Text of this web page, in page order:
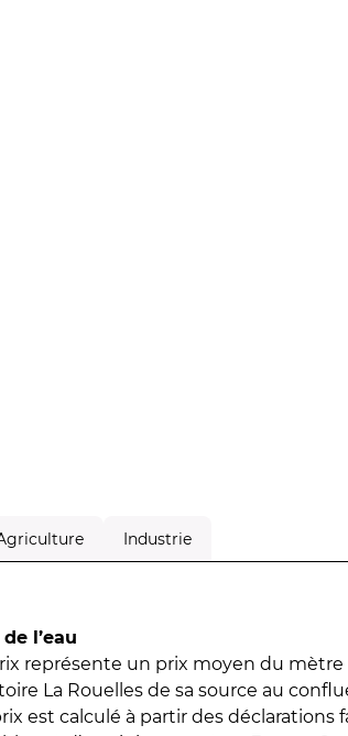
Industrie
l’eau
représente un prix moyen du mètre
La Rouelles de sa source au
est calculé à partir des déclarations